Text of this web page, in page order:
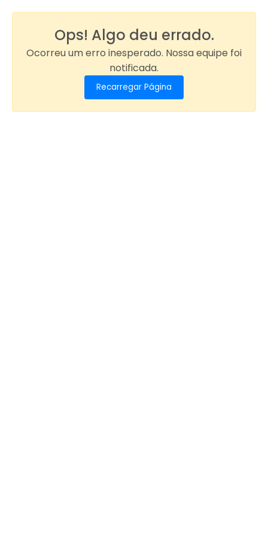
Ops! Algo deu errado.
Ocorreu um erro inesperado. Nossa equipe foi
notificada.
Recarregar Página